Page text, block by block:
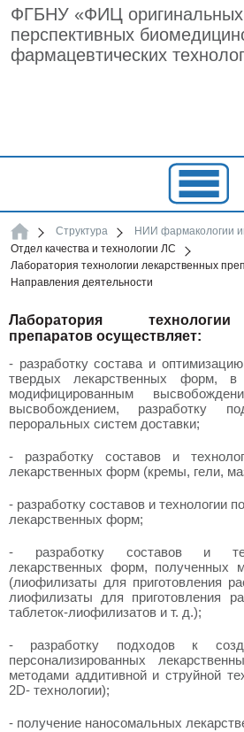
ФГБНУ «ФИЦ
перспективных
фармацевтических
ФГБНУ
ФГБНУ
"ФИЦ
оригинальных
и
перспективных
и
фармацевтических
технологий"
Структура
НИИ фармакологии
Отдел качества и технологии ЛС
Лаборатория технологии лекарственных
Направления деятельности
Лаборатория
препаратов осуществляет:
- разработку состава и
твердых лекарственных форм,
модифицированным
высвобождением, разработку
пероральных систем доставки;
- разработку составов и
лекарственных форм (кремы, гели,
- разработку составов и технологии
лекарственных форм;
- разработку составов и
лекарственных форм, полученных
(лиофилизаты для приготовления
лиофилизаты для приготовления
таблеток-лиофилизатов и т. д.);
- разработку подходов к
персонализированных
методами аддитивной и струйной
2D- технологии);
- получение наносомальных